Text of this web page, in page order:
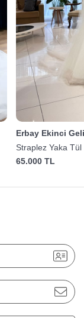
Erbay Ekinci
Straplez Yaka
65.000 TL